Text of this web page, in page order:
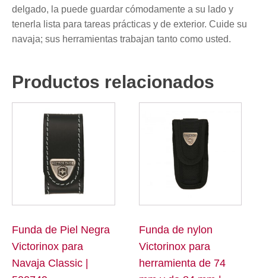
delgado, la puede guardar cómodamente a su lado y
tenerla lista para tareas prácticas y de exterior. Cuide su
navaja; sus herramientas trabajan tanto como usted.
Productos relacionados
Funda de Piel Negra
Victorinox para
Navaja Classic |
Funda de nylon
Victorinox para
herramienta de 74